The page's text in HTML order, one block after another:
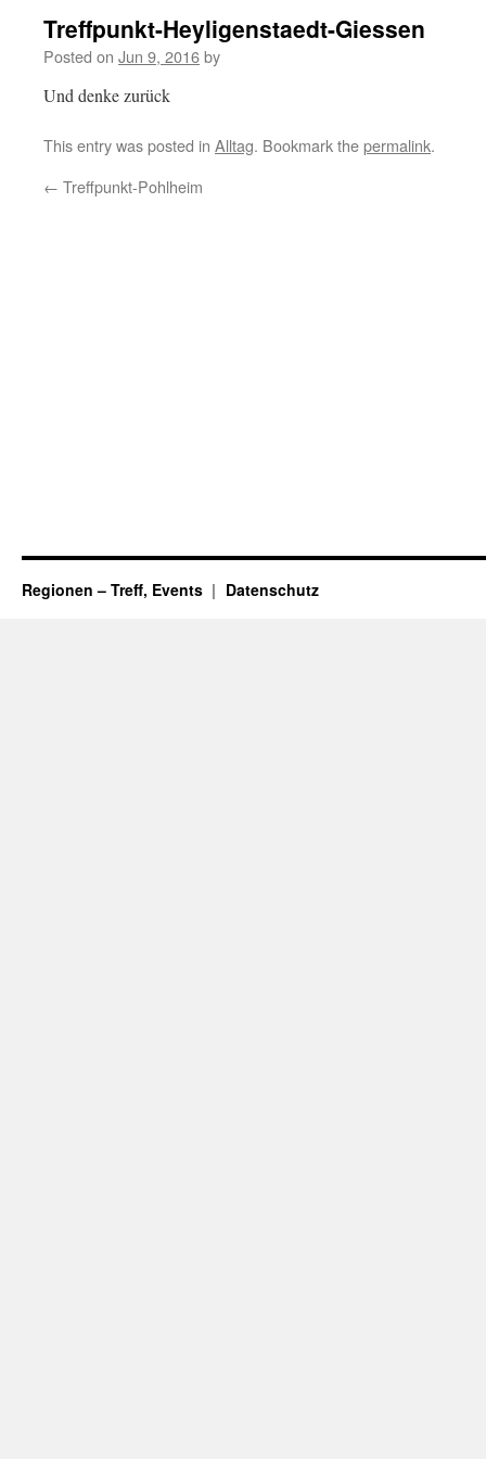
Treffpunkt-Heyligenstaedt-Giessen
Posted on Jun 9, 2016by
Und denke zurück
This entry was posted in Alltag. Bookmark thepermalink.
← Treffpunkt-Pohlheim
Regionen – Treff, Events Datenschutz